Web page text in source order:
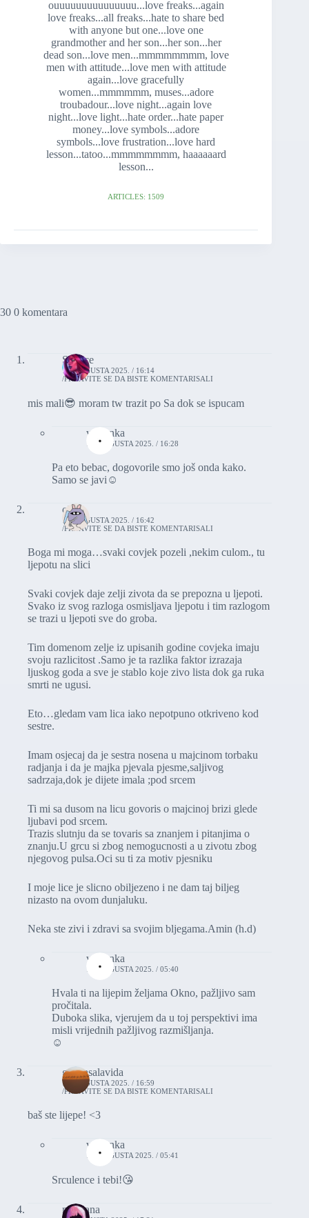
ouuuuuuuuuuuuuuu...love freaks...again
love freaks...all freaks...hate to share bed
with anyone but one...love one
grandmother and her son...her son...her
dead son...love men...mmmmmmmm, love
men with attitude...love men with attitude
again...love gracefully
women...mmmmmm, muses...adore
troubadour...love night...again love
night...love light...hate order...hate paper
money...love symbols...adore
symbols...love frustration...love hard
lesson...tatoo...mmmmmmmm, haaaaaard
lesson...
ARTICLES: 1509
30 0 komentara
Silence
10. AUGUSTA 2025. / 16:14
PRIJAVITE SE DA BISTE KOMENTARISALI
mis mali😎 moram tw trazit po Sa dok se ispucam
vasionka
10. AUGUSTA 2025. / 16:28
Pa eto bebac, dogovorile smo još onda kako.
Samo se javi☺️
okno
10. AUGUSTA 2025. / 16:42
PRIJAVITE SE DA BISTE KOMENTARISALI
Boga mi moga…svaki covjek pozeli ,nekim culom., tu
ljepotu na slici
Svaki covjek daje zelji zivota da se prepozna u ljepoti.
Svako iz svog razloga osmisljava ljepotu i tim razlogom
se trazi u ljepoti sve do groba.
Tim domenom zelje iz upisanih godine covjeka imaju
svoju razlicitost .Samo je ta razlika faktor izrazaja
ljuskog goda a sve je stablo koje zivo lista dok ga ruka
smrti ne ugusi.
Eto…gledam vam lica iako nepotpuno otkriveno kod
sestre.
Imam osjecaj da je sestra nosena u majcinom torbaku
radjanja i da je majka pjevala pjesme,saljivog
sadrzaja,dok je dijete imala ;pod srcem
Ti mi sa dusom na licu govoris o majcinoj brizi glede
ljubavi pod srcem.
Trazis slutnju da se tovaris sa znanjem i pitanjima o
znanju.U grcu si zbog nemogucnosti a u zivotu zbog
njegovog pulsa.Oci su ti za motiv pjesniku
I moje lice je slicno obiljezeno i ne dam taj biljeg
nizasto na ovom dunjaluku.
Neka ste zivi i zdravi sa svojim bljegama.Amin (h.d)
vasionka
11. AUGUSTA 2025. / 05:40
Hvala ti na lijepim željama Okno, pažljivo sam
pročitala.
Duboka slika, vjerujem da u toj perspektivi ima
misli vrijednih pažljivog razmišljanja.
☺️
graciasalavida
10. AUGUSTA 2025. / 16:59
PRIJAVITE SE DA BISTE KOMENTARISALI
baš ste lijepe! <3
vasionka
11. AUGUSTA 2025. / 05:41
Srculence i tebi!😘
morgana